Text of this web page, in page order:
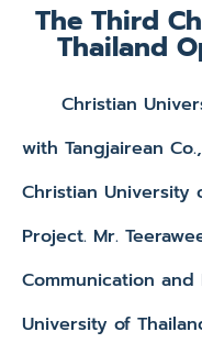
The Third
Thailand
Christian
with Tangjairean
Christian University
Project. Mr.
Communication
University of